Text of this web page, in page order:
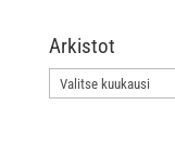
Arkistot
Arkistot